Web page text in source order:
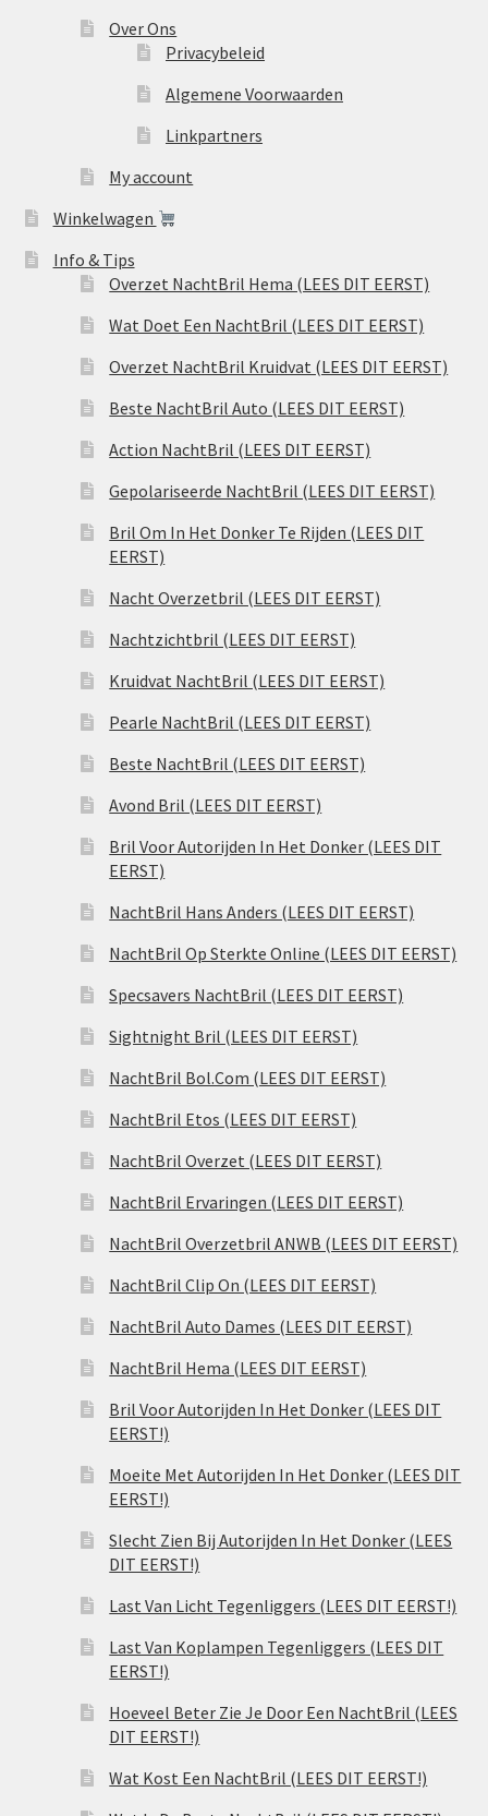
Over Ons
Privacybeleid
Algemene Voorwaarden
Linkpartners
My account
Winkelwagen
Info & Tips
Overzet NachtBril Hema (LEES DIT EERST)
Wat Doet Een NachtBril (LEES DIT EERST)
Overzet NachtBril Kruidvat (LEES DIT EERST)
Beste NachtBril Auto (LEES DIT EERST)
Action NachtBril (LEES DIT EERST)
Gepolariseerde NachtBril (LEES DIT EERST)
Bril Om In Het Donker Te Rijden (LEES DIT
EERST)
Nacht Overzetbril (LEES DIT EERST)
Nachtzichtbril (LEES DIT EERST)
Kruidvat NachtBril (LEES DIT EERST)
Pearle NachtBril (LEES DIT EERST)
Beste NachtBril (LEES DIT EERST)
Avond Bril (LEES DIT EERST)
Bril Voor Autorijden In Het Donker (LEES DIT
EERST)
NachtBril Hans Anders (LEES DIT EERST)
NachtBril Op Sterkte Online (LEES DIT EERST)
Specsavers NachtBril (LEES DIT EERST)
Sightnight Bril (LEES DIT EERST)
NachtBril Bol.Com (LEES DIT EERST)
NachtBril Etos (LEES DIT EERST)
NachtBril Overzet (LEES DIT EERST)
NachtBril Ervaringen (LEES DIT EERST)
NachtBril Overzetbril ANWB (LEES DIT EERST)
NachtBril Clip On (LEES DIT EERST)
NachtBril Auto Dames (LEES DIT EERST)
NachtBril Hema (LEES DIT EERST)
Bril Voor Autorijden In Het Donker (LEES DIT
EERST!)
Moeite Met Autorijden In Het Donker (LEES DIT
EERST!)
Slecht Zien Bij Autorijden In Het Donker (LEES
DIT EERST!)
Last Van Licht Tegenliggers (LEES DIT EERST!)
Last Van Koplampen Tegenliggers (LEES DIT
EERST!)
Hoeveel Beter Zie Je Door Een NachtBril (LEES
DIT EERST!)
Wat Kost Een NachtBril (LEES DIT EERST!)